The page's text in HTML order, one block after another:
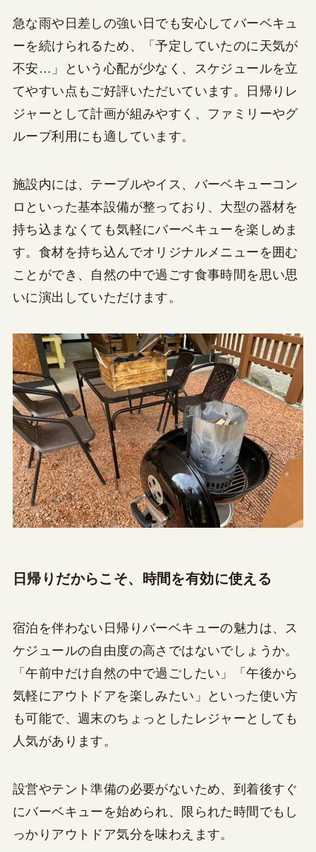
急な雨や日差しの強い日でも安心してバーベキュ
ーを続けられるため、「予定していたのに天気が
不安…」という心配が少なく、スケジュールを立
てやすい点もご好評いただいています。日帰りレ
ジャーとして計画が組みやすく、ファミリーやグ
ループ利用にも適しています。
施設内には、テーブルやイス、バーベキューコン
ロといった基本設備が整っており、大型の器材を
持ち込まなくても気軽にバーベキューを楽しめま
す。食材を持ち込んでオリジナルメニューを囲む
ことができ、自然の中で過ごす食事時間を思い思
いに演出していただけます。
日帰りだからこそ、時間を有効に使える
宿泊を伴わない日帰りバーベキューの魅力は、ス
ケジュールの自由度の高さではないでしょうか。
「午前中だけ自然の中で過ごしたい」「午後から
気軽にアウトドアを楽しみたい」といった使い方
も可能で、週末のちょっとしたレジャーとしても
人気があります。
設営やテント準備の必要がないため、到着後すぐ
にバーベキューを始められ、限られた時間でもし
っかりアウトドア気分を味わえます。